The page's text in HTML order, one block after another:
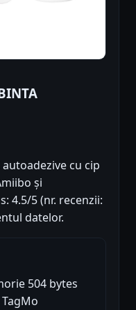
cu cip
și
4.5/5 (nr. recenzii:
datelor.
504 bytes